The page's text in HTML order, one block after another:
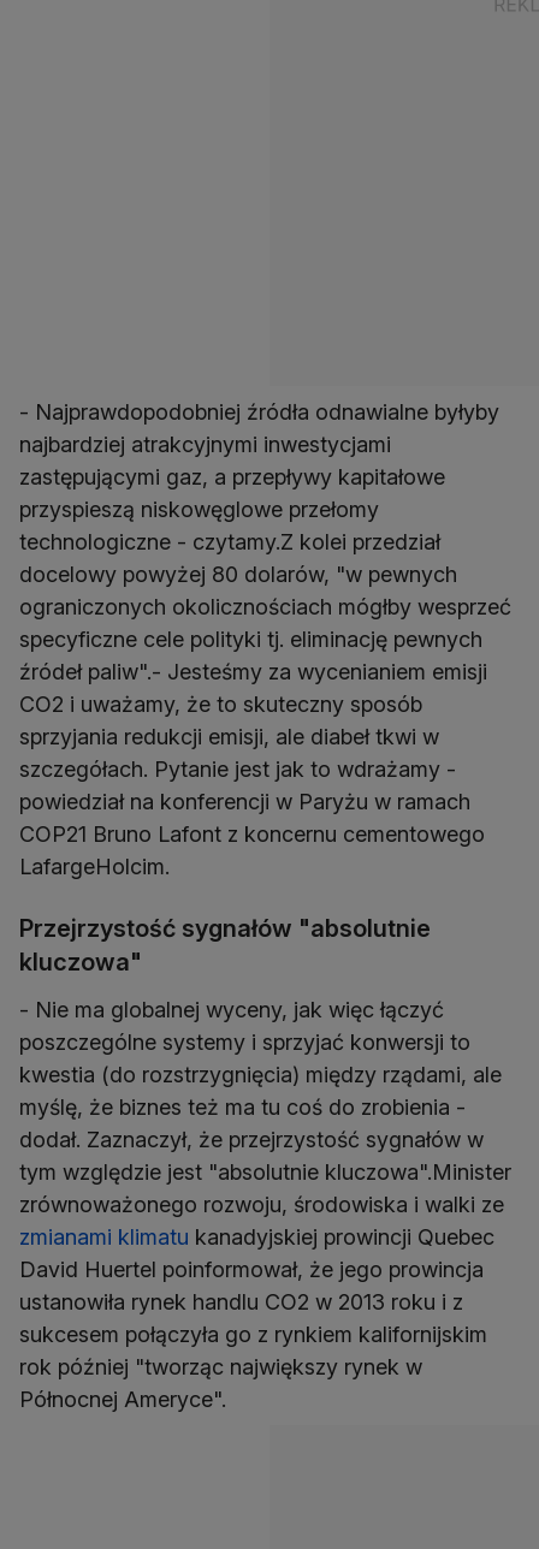
- Najprawdopodobniej źródła odnawialne byłyby
najbardziej atrakcyjnymi inwestycjami
zastępującymi gaz, a przepływy kapitałowe
przyspieszą niskowęglowe przełomy
technologiczne - czytamy.Z kolei przedział
docelowy powyżej 80 dolarów, "w pewnych
ograniczonych okolicznościach mógłby wesprzeć
specyficzne cele polityki tj. eliminację pewnych
źródeł paliw".- Jesteśmy za wycenianiem emisji
CO2 i uważamy, że to skuteczny sposób
sprzyjania redukcji emisji, ale diabeł tkwi w
szczegółach. Pytanie jest jak to wdrażamy -
powiedział na konferencji w Paryżu w ramach
COP21 Bruno Lafont z koncernu cementowego
LafargeHolcim.
Przejrzystość sygnałów "absolutnie
kluczowa"
- Nie ma globalnej wyceny, jak więc łączyć
poszczególne systemy i sprzyjać konwersji to
kwestia (do rozstrzygnięcia) między rządami, ale
myślę, że biznes też ma tu coś do zrobienia -
dodał. Zaznaczył, że przejrzystość sygnałów w
tym względzie jest "absolutnie kluczowa".Minister
zrównoważonego rozwoju, środowiska i walki ze
zmianami klimatu kanadyjskiej prowincji Quebec
David Huertel poinformował, że jego prowincja
ustanowiła rynek handlu CO2 w 2013 roku i z
sukcesem połączyła go z rynkiem kalifornijskim
rok później "tworząc największy rynek w
Północnej Ameryce".